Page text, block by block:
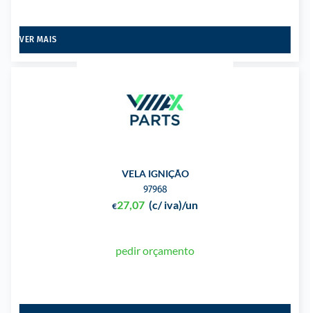
VER MAIS
VELA IGNIÇÃO
97968
€27,07 (c/ iva)/un
pedir orçamento